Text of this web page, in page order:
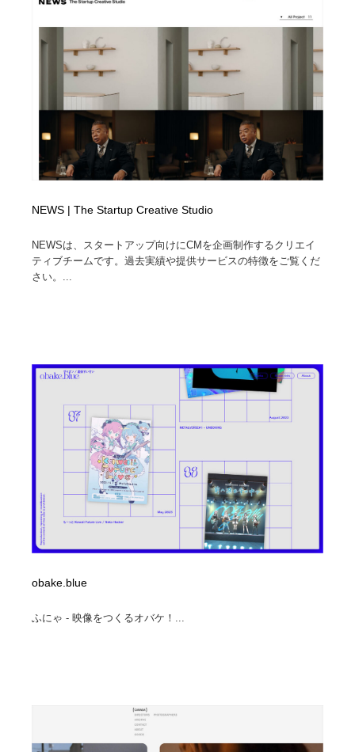
NEWS | The Startup Creative Studio
NEWSは、スタートアップ向けにCMを企画制作するクリエイ
ティブチームです。過去実績や提供サービスの特徴をご覧くだ
さい。...
obake.blue
ふにゃ - 映像をつくるオバケ！...